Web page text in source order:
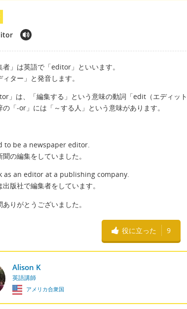
者」は英語で「editor」といいます。
ィター」と発音します。
」は、「編集する」という意味の動詞「edit（エディッ
の「-or」には「～する人」という意味があります。
to be a newspaper editor.
の編集をしていました。
as an editor at a publishing company.
版社で編集者をしています。
ありがとうございました。
役に立った 9
Alison K
英語講師
アメリカ合衆国